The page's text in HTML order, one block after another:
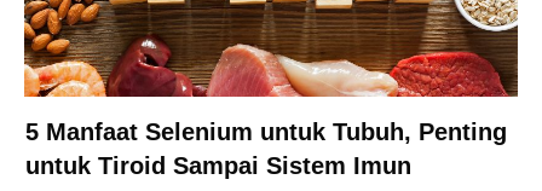
5 Manfaat Selenium untuk Tubuh, Penting
untuk Tiroid Sampai Sistem Imun